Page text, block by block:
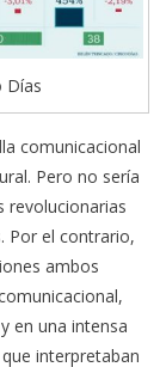
Días
comunicacional
Pero no sería
revolucionarias
Por el contrario,
ambos
en una intensa
interpretaban